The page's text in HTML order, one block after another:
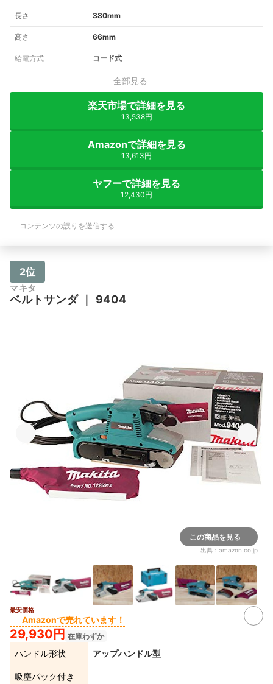
長さ 380mm
高さ 66mm
給電方式 コード式
全部見る
楽天市場で詳細を見る
13,538円
Amazonで詳細を見る
13,613円
ヤフーで詳細を見る
12,430円
コンテンツの誤りを送信する
2位
マキタ
ベルトサンダ｜ 9404
この商品を見る
出典： amazon.co.jp
最安価格
Amazonで売れています！
29,930円 在庫わずか
ハンドル形状 アップハンドル型
吸塵パック付き